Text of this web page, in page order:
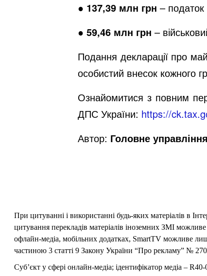
● 137,39 млн грн –
● 59,46 млн грн –
Подання декларації про
особистий внесок кожного
Ознайомитися з повним
ДПС України: https://
Автор: Головне
При цитуванні і використанні будь-яких матеріалів в
цитування перекладів матеріалів іноземних ЗМІ
офлайн-медіа, мобільних додатках, SmartTV можливе
частиною 3 статті 9 Закону України “Про рекламу” №
Суб’єкт у сфері онлайн-медіа; ідентифікатор медіа –